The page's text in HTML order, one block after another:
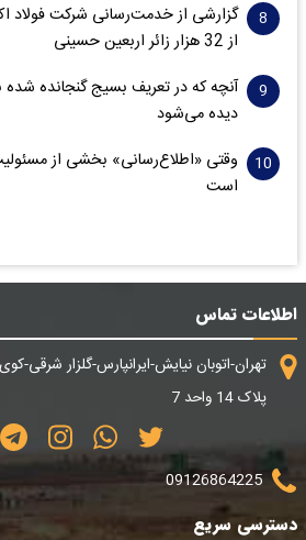
گزارشی از خدمت‌رسانی شرکت
از 32 هزار زائر اربعین حسینی
آنچه که در تعریف بسیج گنجانده شده
دیده می‌شود
وقتی «اطلاع‌رسانی» بخشی از
است
اطلاعات تماس
تهران-اتوبان نیایش-ایرانپارس-گلزار
پلاک 14 واحد 7
09126864225
دسترسی سریع